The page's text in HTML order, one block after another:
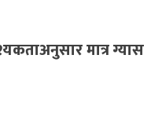
मात्र ग्यास